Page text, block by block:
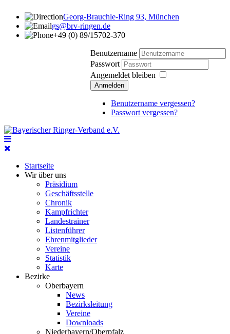
Georg-Brauchle-Ring 93, München
gs@brv-ringen.de
+49 (0) 89/15702-370
Benutzername
Passwort
Angemeldet bleiben
Anmelden
Benutzername vergessen?
Passwort vergessen?
Startseite
Wir über uns
Präsidium
Geschäftsstelle
Chronik
Kampfrichter
Landestrainer
Listenführer
Ehrenmitglieder
Vereine
Statistik
Karte
Bezirke
Oberbayern
News
Bezirksleitung
Vereine
Downloads
Niederbayern/Oberpfalz